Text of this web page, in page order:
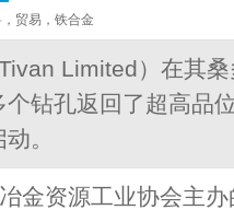
贸易，铁合金
Limited）在其
钻孔返回了超高品
。
金资源工业协会主办